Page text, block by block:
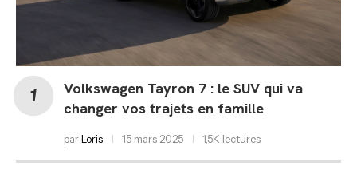
Volkswagen Tayron 7 : le SUV qui va
changer vos trajets en famille
parLoris 15 mars 2025 1,5K lectures